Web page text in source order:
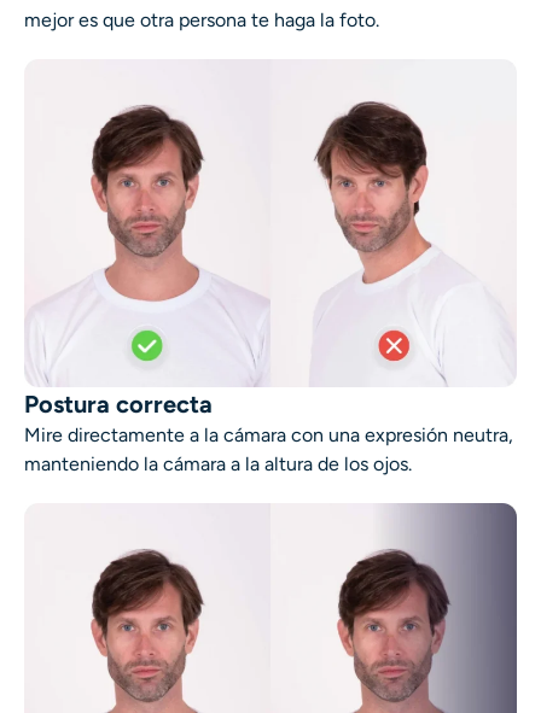
Creador de fotos de pasaporte
Herramientas de video
Efectos de video
Potenciador de video
Quitar marca de agua de video
mejor es que otra persona te haga la foto.
Postura correcta
Mire directamente a la cámara con una expresión neutra,
manteniendo la cámara a la altura de los ojos.